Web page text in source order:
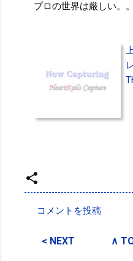
プロの世界は厳しい。。
メ
コメントを投稿
< NEXT ∧